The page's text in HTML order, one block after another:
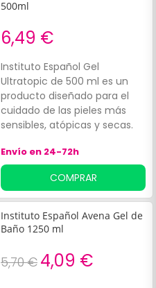
500ml
6,49 €
Instituto Español Gel
Ultratopic de 500 ml es un
producto diseñado para el
cuidado de las pieles más
sensibles, atópicas y secas.
activos esenciales que
proporcionan hidratación y
protección.
Envío en 24-72h
COMPRAR
Instituto Español Avena Gel de
Baño 1250 ml
5,70 € 4,09 €